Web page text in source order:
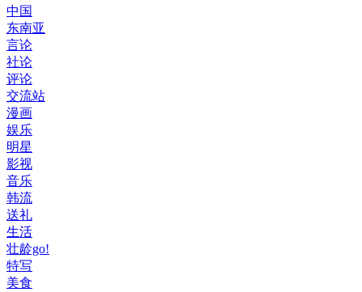
中国
东南亚
言论
社论
评论
交流站
漫画
娱乐
明星
影视
音乐
韩流
送礼
生活
壮龄go!
特写
美食